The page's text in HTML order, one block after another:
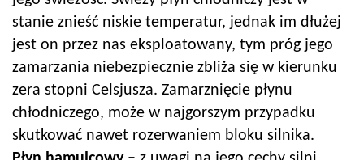
stanie znieść niskie temperatur, jednak im dłużej
jest on przez nas eksploatowany, tym próg jego
zamarzania niebezpiecznie zbliża się w kierunku
zera stopni Celsjusza. Zamarznięcie płynu
chłodniczego, może w najgorszym przypadku
skutkować nawet rozerwaniem bloku silnika.